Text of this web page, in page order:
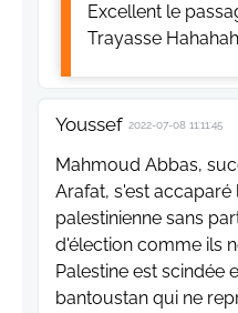
Excellent le
Trayasse
Youssef 2022-07-08 11:11:45
Mahmoud Abbas,
Arafat, s'est
palestinienne sans
d'élection comme ils
Palestine est scindée
bantoustan qui ne